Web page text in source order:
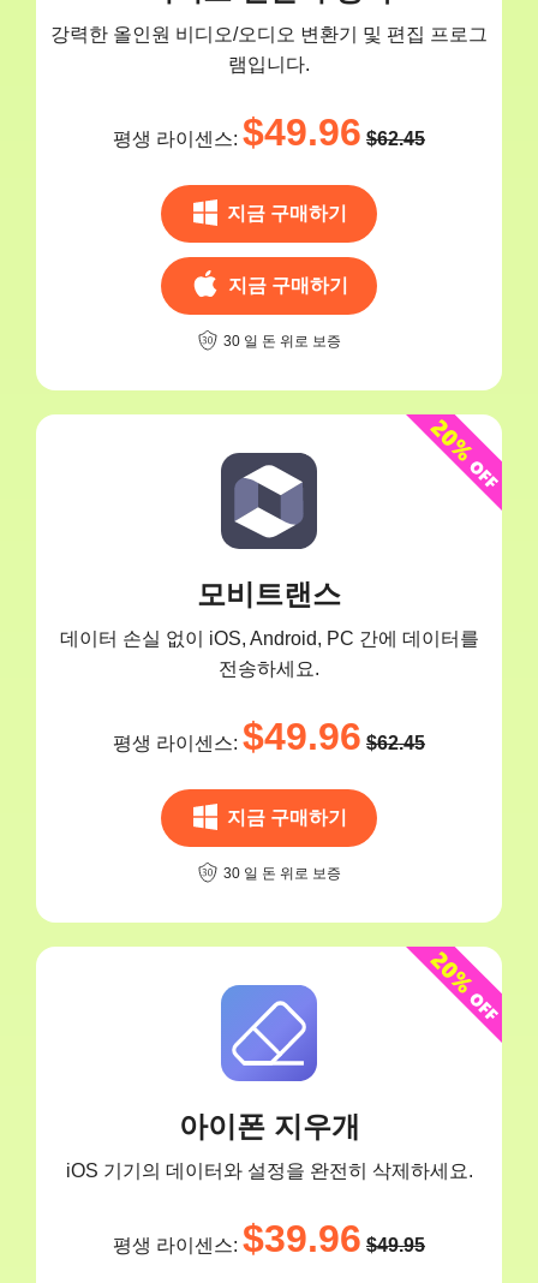
강력한 올인원 비디오/오디오 변환기 및 편집 프로그
램입니다.
평생 라이센스: $49.96 $62.45
지금 구매하기
지금 구매하기
30 일 돈 위로 보증
모비트랜스
데이터 손실 없이 iOS, Android, PC 간에 데이터를
전송하세요.
평생 라이센스: $49.96 $62.45
지금 구매하기
30 일 돈 위로 보증
아이폰 지우개
iOS 기기의 데이터와 설정을 완전히 삭제하세요.
평생 라이센스: $39.96 $49.95